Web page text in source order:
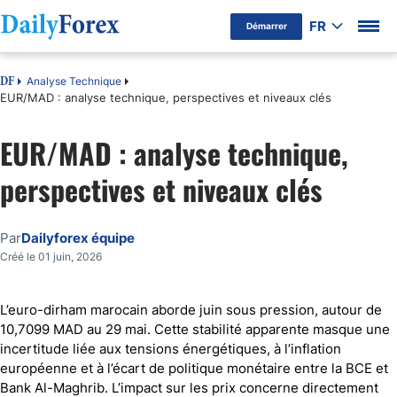
Démarrer FR
DF Analyse Technique
EUR/MAD : analyse technique, perspectives et niveaux clés
EUR/MAD : analyse technique,
perspectives et niveaux clés
ParDailyforex équipe
Créé le 01 juin, 2026
L’euro-dirham marocain aborde juin sous pression, autour de
10,7099 MAD au 29 mai. Cette stabilité apparente masque une
incertitude liée aux tensions énergétiques, à l’inflation
européenne et à l’écart de politique monétaire entre la BCE et
Bank Al-Maghrib. L’impact sur les prix concerne directement